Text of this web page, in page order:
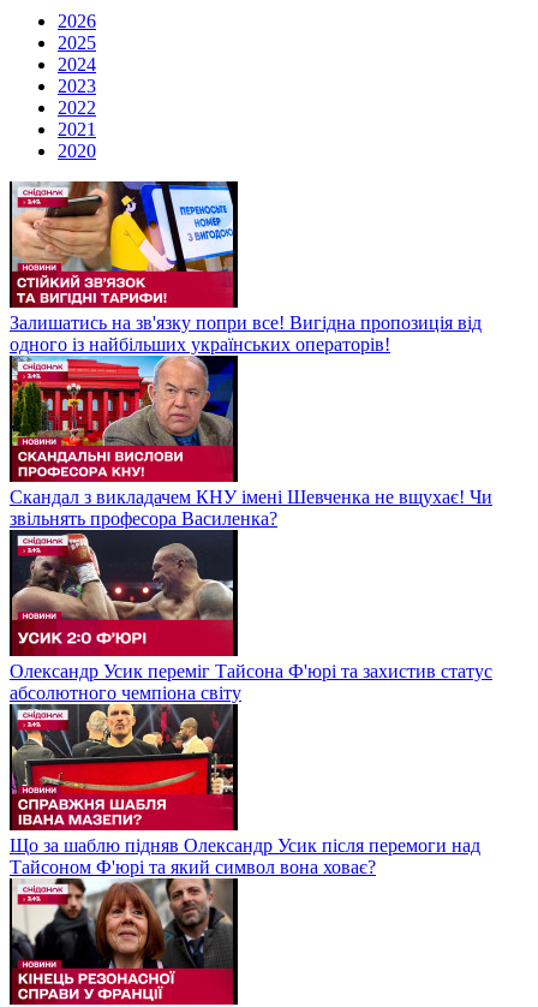
2026
2025
2024
2023
2022
2021
2020
Залишатись на зв'язку попри все! Вигідна пропозиція від
одного із найбільших українських операторів!
Скандал з викладачем КНУ імені Шевченка не вщухає! Чи
звільнять професора Василенка?
Олександр Усик переміг Тайсона Ф'юрі та захистив статус
абсолютного чемпіона світу
Що за шаблю підняв Олександр Усик після перемоги над
Тайсоном Ф'юрі та який символ вона ховає?